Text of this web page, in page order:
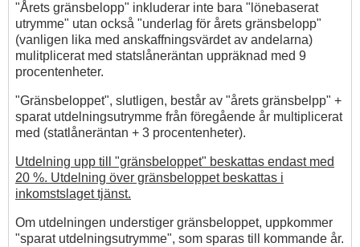
"Årets gränsbelopp" inkluderar inte bara "lönebaserat
utrymme" utan också "underlag för årets gränsbelopp"
(vanligen lika med anskaffningsvärdet av andelarna)
mulitplicerat med statslåneräntan uppräknad med 9
procentenheter.
"Gränsbeloppet", slutligen, består av "årets gränsbelpp" +
sparat utdelningsutrymme från föregående år multiplicerat
med (statlåneräntan + 3 procentenheter).
Utdelning upp till "gränsbeloppet" beskattas endast med
20 %. Utdelning över gränsbeloppet beskattas i
inkomstslaget tjänst.
Om utdelningen understiger gränsbeloppet, uppkommer
"sparat utdelningsutrymme", som sparas till kommande år.